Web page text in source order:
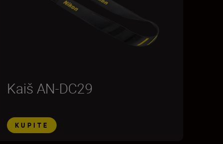
Kaiš AN-DC29
KUPITE